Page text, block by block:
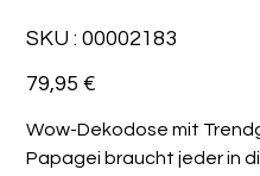
SKU : SKU
00002183
00002183
Prix
79,95 €
Wow-Dekodose mit
Papagei braucht jeder in